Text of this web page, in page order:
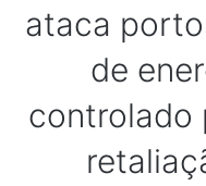
ataca
de
controlado